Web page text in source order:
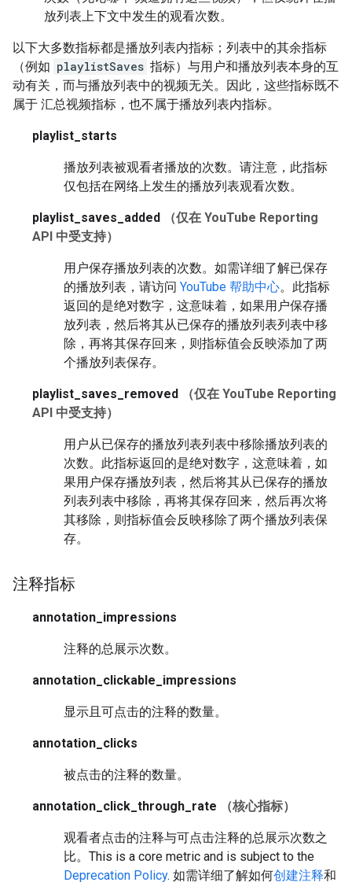
放列表上下文中发生的观看次数。
以下大多数指标都是播放列表内指标；列表中的其余指标
（例如 playlistSaves 指标）与用户和播放列表本身的互
动有关，而与播放列表中的视频无关。因此，这些指标既不
属于 汇总视频指标，也不属于播放列表内指标。
playlist_starts
播放列表被观看者播放的次数。请注意，此指标
仅包括在网络上发生的播放列表观看次数。
playlist_saves_added
（仅在 YouTube Reporting
API 中受支持）
用户保存播放列表的次数。如需详细了解已保存
的播放列表，请访问 YouTube 帮助中心。此指标
返回的是绝对数字，这意味着，如果用户保存播
放列表，然后将其从已保存的播放列表列表中移
除，再将其保存回来，则指标值会反映添加了两
个播放列表保存。
playlist_saves_removed
（仅在 YouTube Reporting
API 中受支持）
用户从已保存的播放列表列表中移除播放列表的
次数。此指标返回的是绝对数字，这意味着，如
果用户保存播放列表，然后将其从已保存的播放
列表列表中移除，再将其保存回来，然后再次将
其移除，则指标值会反映移除了两个播放列表保
存。
注释指标
annotation_impressions
注释的总展示次数。
annotation_clickable_impressions
显示且可点击的注释的数量。
annotation_clicks
被点击的注释的数量。
annotation_click_through_rate （核心指标）
观看者点击的注释与可点击注释的总展示次数之
比。 This is a core metric and is subject to the
Deprecation Policy. 如需详细了解如何创建注释和